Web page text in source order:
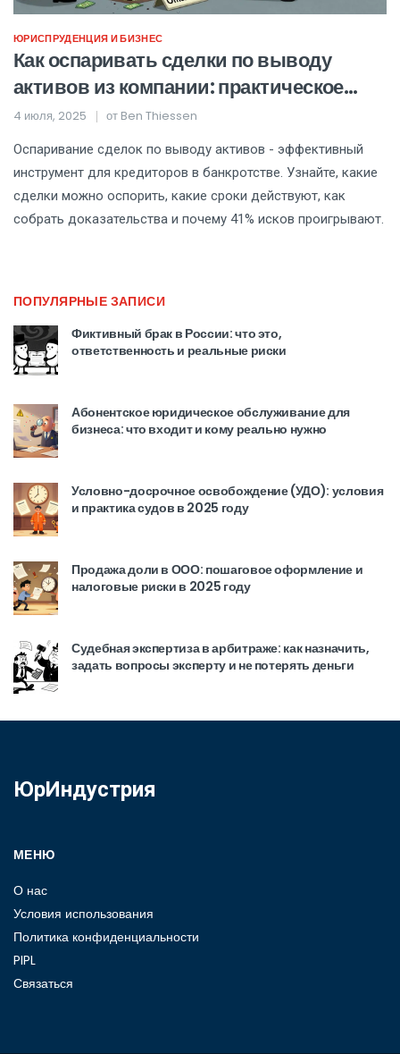
ЮРИСПРУДЕНЦИЯ И БИЗНЕС
Как оспаривать сделки по выводу
активов из компании: практическое
руководство
4 июля, 2025 от Ben Thiessen
Оспаривание сделок по выводу активов - эффективный
инструмент для кредиторов в банкротстве. Узнайте, какие
сделки можно оспорить, какие сроки действуют, как
собрать доказательства и почему 41% исков проигрывают.
ПОПУЛЯРНЫЕ ЗАПИСИ
Фиктивный брак в России: что это,
ответственность и реальные риски
Абонентское юридическое обслуживание для
бизнеса: что входит и кому реально нужно
Условно-досрочное освобождение (УДО): условия
и практика судов в 2025 году
Продажа доли в ООО: пошаговое оформление и
налоговые риски в 2025 году
Судебная экспертиза в арбитраже: как назначить,
задать вопросы эксперту и не потерять деньги
ЮрИндустрия
МЕНЮ
О нас
Условия использования
Политика конфиденциальности
PIPL
Связаться